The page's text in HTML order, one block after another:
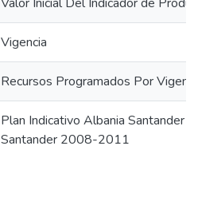
Vigencia
Recursos Programados Por
Plan Indicativo Albania Santander
Santander 2008-2011